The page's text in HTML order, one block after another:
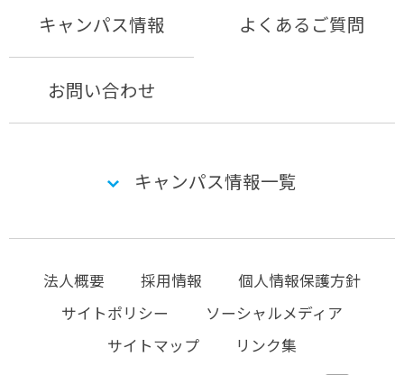
キャンパス情報 よくあるご質問
お問い合わせ
キャンパス情報一覧
法人概要 採用情報
個人情報保護方針
サイトポリシー
ソーシャルメディア
サイトマップ
リンク集